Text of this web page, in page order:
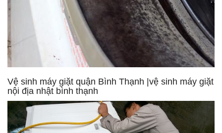
Vệ sinh máy giặt quận Bình Thạnh |vệ sinh máy giặt
nội địa nhật bình thạnh